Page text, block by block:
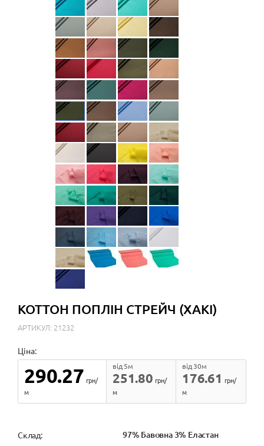
КОТТОН ПОПЛІН СТРЕЙЧ (ХАКІ)
АРТИКУЛ: 21232
Ціна:
290.27 грн/
м
251.80
від 5м
грн/
м
176.61
від 30м
грн/
м
Cклад: 97% Бавовна 3% Еластан